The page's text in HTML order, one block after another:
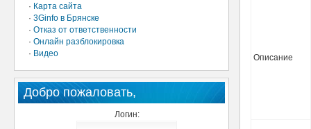
· Карта сайта
· 3Ginfo в Брянске
· Отказ от ответственности
· Онлайн разблокировка
· Видео
Добро пожаловать,
Логин:
Описание